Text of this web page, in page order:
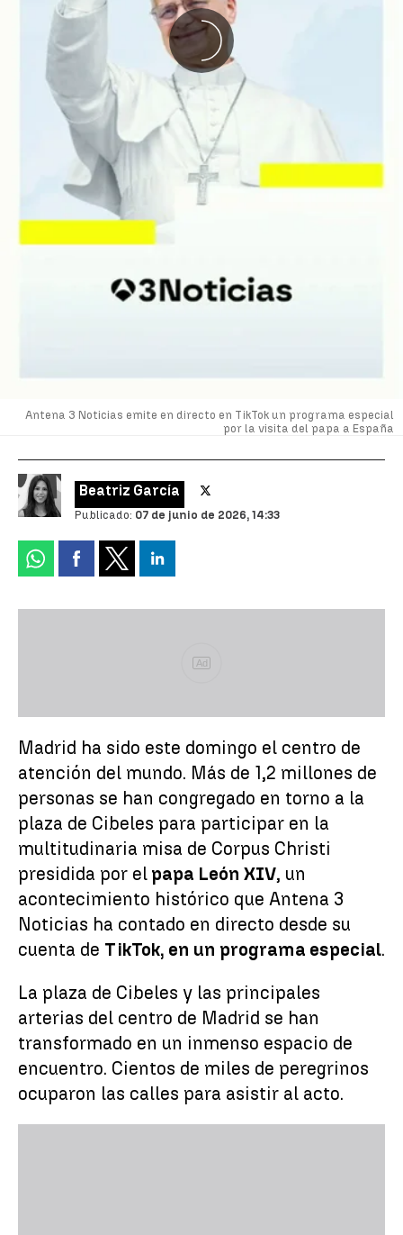
Antena 3 Noticias emite en directo en TikTok un programa especial
por la visita del papa a España
Beatriz García
Publicado: 07 de junio de 2026, 14:33
Ad
Madrid ha sido este domingo el centro de
atención del mundo. Más de 1,2 millones de
personas se han congregado en torno a la
plaza de Cibeles para participar en la
multitudinaria misa de Corpus Christi
presidida por el papa León XIV, un
acontecimiento histórico que Antena 3
Noticias ha contado en directo desde su
cuenta de TikTok, en un programa especial.
La plaza de Cibeles y las principales
arterias del centro de Madrid se han
transformado en un inmenso espacio de
encuentro. Cientos de miles de peregrinos
ocuparon las calles para asistir al acto.